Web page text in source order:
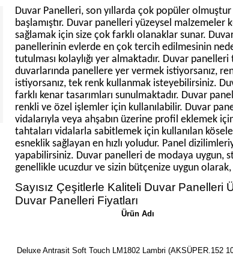
Duvar Panelleri, son yıllarda çok popüler
başlamıştır. Duvar panelleri yüzeysel malzemeler
sağlamak için size çok farklı olanaklar sunar.
panellerinin evlerde en çok tercih edilmesinin
tutulması kolaylığı yer almaktadır. Duvar
duvarlarında panellere yer vermek istiyorsanız,
istiyorsanız, tek renk kullanmak isteyebilirsiniz.
farklı kenar tasarımları sunulmaktadır. Duvar
renkli ve özel işlemler için kullanılabilir. Duvar
vidalarıyla veya ahşabın üzerine profil eklemek
tahtaları vidalarla sabitlemek için kullanılan
esneklik sağlayan en hızlı yoludur. Panel
yapabilirsiniz. Duvar panelleri de modaya uygun,
genellikle ucuzdur ve sizin bütçenize uygun
Sayısız Çeşitlerle Kaliteli Duvar Panelleri
Duvar Panelleri Fiyatları
Ürün Adı
Deluxe Antrasit Soft Touch LM1802 Lambri (AKSÜPER.152